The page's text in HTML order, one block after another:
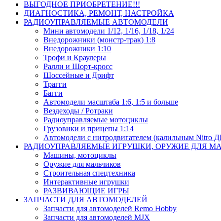
ВЫГОДНОЕ ПРИОБРЕТЕНИЕ!!!
ДИАГНОСТИКА, РЕМОНТ, НАСТРОЙКА
РАДИОУПРАВЛЯЕМЫЕ АВТОМОДЕЛИ
Мини автомодели 1/12, 1/16, 1/18, 1/24
Внедорожники (монстр-трак) 1:8
Внедорожники 1:10
Трофи и Краулеры
Ралли и Шорт-кросс
Шоссейные и Дрифт
Трагги
Багги
Автомодели масштаба 1:6, 1:5 и больше
Вездеходы / Ротраки
Радиоуправляемые мотоциклы
Грузовики и прицепы 1:14
Автомодели с нитродвигателем (калильным Nitro
РАДИОУПРАВЛЯЕМЫЕ ИГРУШКИ, ОРУЖИЕ ДЛЯ
Машины, мотоциклы
Оружие для мальчиков
Строительная спецтехника
Интерактивные игрушки
РАЗВИВАЮЩИЕ ИГРЫ
ЗАПЧАСТИ ДЛЯ АВТОМОДЕЛЕЙ
Запчасти для автомоделей Remo Hobby
Запчасти для автомоделей MJX